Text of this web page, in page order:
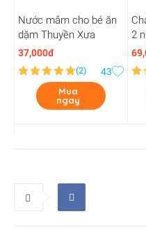
Nước mắm cho bé ăn
dặm Thuyền Xưa
37,000đ
(2)
43
Mua
ngay
2